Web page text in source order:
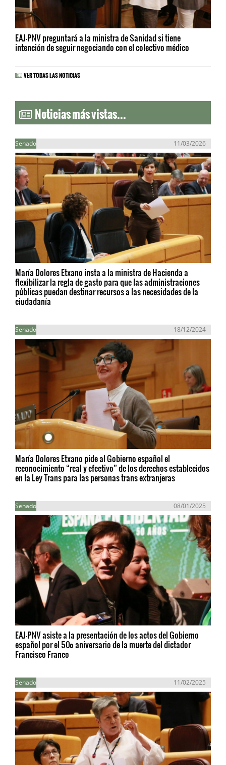
EAJ-PNV preguntará a la ministra de Sanidad si tiene
intención de seguir negociando con el colectivo médico
VER TODAS LAS NOTICIAS
Noticias más vistas...
Senado 11/03/2026
María Dolores Etxano insta a la ministra de Hacienda a
flexibilizar la regla de gasto para que las administraciones
públicas puedan destinar recursos a las necesidades de la
ciudadanía
Senado 18/12/2024
María Dolores Etxano pide al Gobierno español el
reconocimiento “real y efectivo” de los derechos establecidos
en la Ley Trans para las personas trans extranjeras
Senado 08/01/2025
EAJ-PNV asiste a la presentación de los actos del Gobierno
español por el 50º aniversario de la muerte del dictador
Francisco Franco
Senado 11/02/2025